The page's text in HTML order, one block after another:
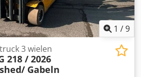
1 /9
3 wielen
218 / 2026
Gabeln